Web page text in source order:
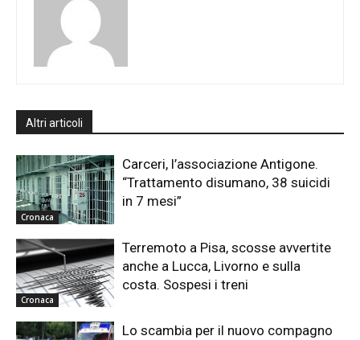
Altri articoli
Cronaca
Carceri, l’associazione Antigone.
“Trattamento disumano, 38 suicidi
in 7 mesi”
Cronaca
Terremoto a Pisa, scosse avvertite
anche a Lucca, Livorno e sulla
costa. Sospesi i treni
Lo scambia per il nuovo compagno